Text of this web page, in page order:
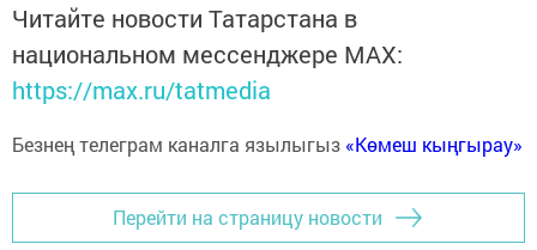
Читайте новости Татарстана в
национальном мессенджере MАХ:
https://max.ru/tatmedia
Безнең телеграм каналга язылыгыз «Көмеш кыңгырау»
Перейти на страницу новости